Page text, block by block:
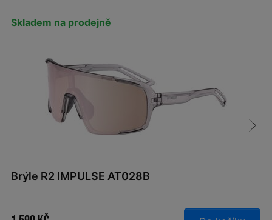
Skladem na prodejně
Brýle R2 IMPULSE AT028B